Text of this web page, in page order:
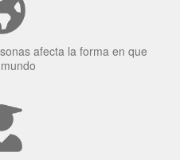
afecta la forma en que